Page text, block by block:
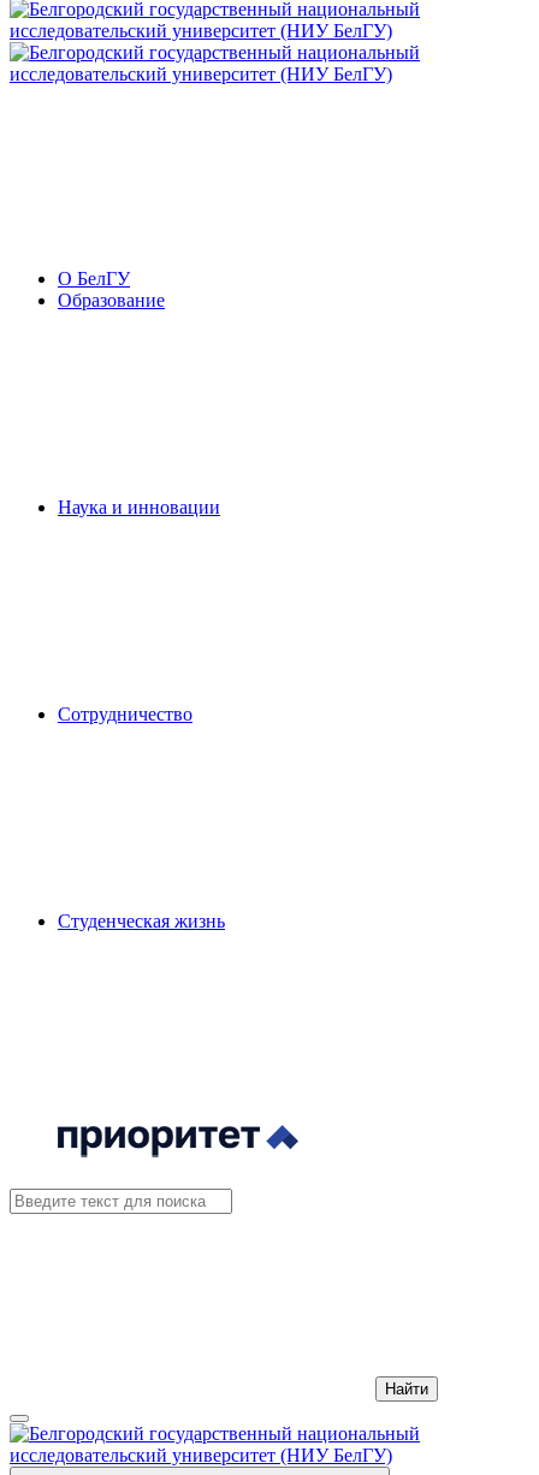
О БелГУ
Образование
Наука и инновации
Сотрудничество
Студенческая жизнь
Найти